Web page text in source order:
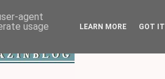
agent
usage
LEARN MORE GOT IT